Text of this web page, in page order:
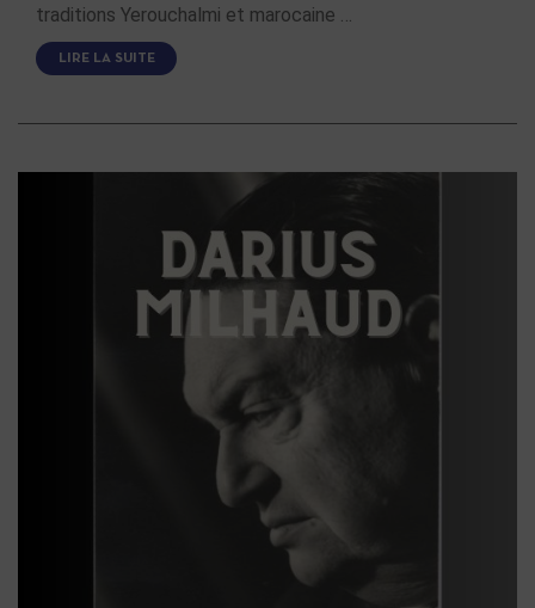
traditions Yerouchalmi et marocaine …
LIRE LA SUITE